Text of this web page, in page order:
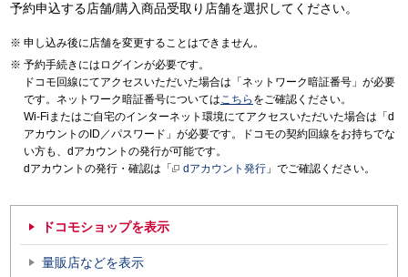
予約申込する店舗/購入商品受取り店舗を選択してください。
申し込み後に店舗を変更することはできません。
予約手続きにはログインが必要です。
ドコモ回線にてアクセスいただいた場合は「ネットワーク暗証番号」が必要
です。ネットワーク暗証番号についてはこちら をご確認ください。
Wi-Fiまたはご自宅のインターネット環境にてアクセスいただいた場合は「d
アカウントのID／パスワード」が必要です。ドコモの契約回線をお持ちでな
い方も、dアカウントの発行が可能です。
dアカウントの発行・確認は「
dアカウント発行 」でご確認ください。
ドコモショップを表示
量販店などを表示